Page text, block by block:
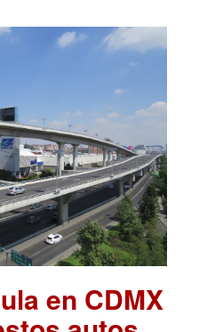
en CDMX